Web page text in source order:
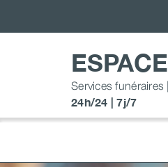
Services
24h/24 | 7j/7